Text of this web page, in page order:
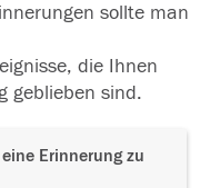
sollte man
die Ihnen
geblieben sind.
Erinnerung zu